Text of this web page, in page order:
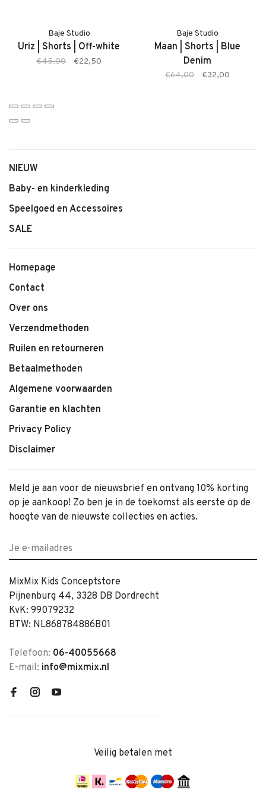
• Comfortabele pasvorm
• Tijdloze basic
• Makkelijk te combineren
Baje Studio
Uriz | Shorts | Off-white
€45,00 €22,50
Baje Studio
Maan | Shorts | Blue
Denim
€64,00 €32,00
NIEUW
Baby- en kinderkleding
Speelgoed en Accessoires
SALE
Homepage
Contact
Over ons
Verzendmethoden
Ruilen en retourneren
Betaalmethoden
Algemene voorwaarden
Garantie en klachten
Privacy Policy
Disclaimer
Meld je aan voor de nieuwsbrief en ontvang 10% korting
op je aankoop! Zo ben je in de toekomst als eerste op de
hoogte van de nieuwste collecties en acties.
MixMix Kids Conceptstore
Pijnenburg 44, 3328 DB Dordrecht
KvK: 99079232
BTW: NL868784886B01
Telefoon: 06-40055668
E-mail: info@mixmix.nl
Veilig betalen met